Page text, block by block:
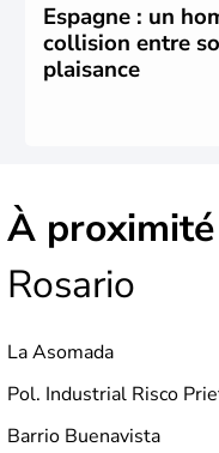
Espagne : un
collision entre
plaisance
À
Rosario
La Asomada
Pol. Industrial Risco
Barrio Buenavista